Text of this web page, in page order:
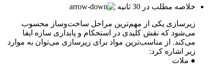
خلاصه مطلب در 30 ثانیه
زیرسازی یکی از مهم‌ترین مراحل ساخت‌وساز محسوب
می‌شود که نقش کلیدی در استحکام و پایداری سازه ایفا
می‌کند. از مناسب‌ترین مواد برای زیرسازی می‌توان به موارد
زیر اشاره کرد:
● ملات